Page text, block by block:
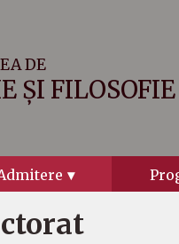
DE
ȘI FILOSOFIE